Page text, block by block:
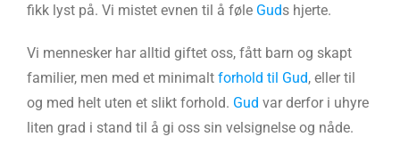
fikk lyst på. Vi mistet evnen til å føle Guds hjerte.
Vi mennesker har alltid giftet oss, fått barn og skapt
familier, men med et minimalt forhold til Gud, eller til
og med helt uten et slikt forhold. Gud var derfor i uhyre
liten grad i stand til å gi oss sin velsignelse og nåde.